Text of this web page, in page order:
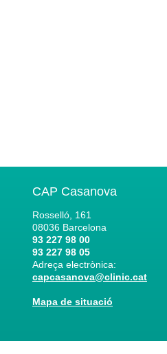
CAP Casanova
Rosselló, 161
08036 Barcelona
93 227 98 00
93 227 98 05
Adreça electrònica:
capcasanova@clinic.cat
Mapa de situació